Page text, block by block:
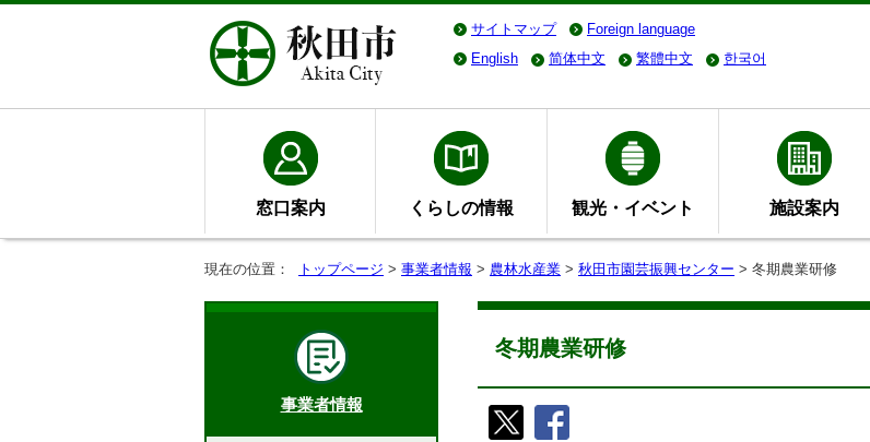
サイトマップ Foreign language
English
简体中文 繁體中文 한국어
窓口案内 くらしの情報 観光・イベント 施設案内
現在の位置： トップページ > 事業者情報 > 農林水産業 > 秋田市園芸振興センター > 冬期農業研修
冬期農業研修
事業者情報